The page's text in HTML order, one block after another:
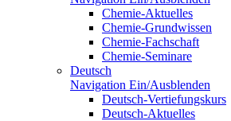
Chemie-Aktuelles
Chemie-Grundwissen
Chemie-Fachschaft
Chemie-Seminare
Deutsch
Navigation Ein/Ausblenden
Deutsch-Vertiefungskurs
Deutsch-Aktuelles